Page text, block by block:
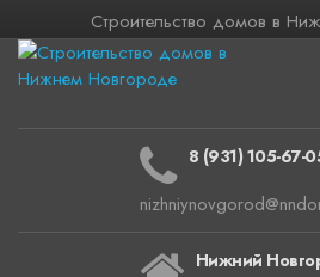
Строительство домов в
8 (931) 105-67-
Нижний